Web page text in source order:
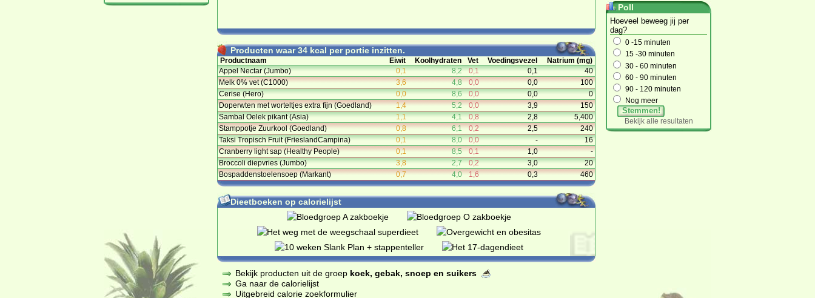
Producten waar 34 kcal per portie inzitten.
Productnaam Eiwit Koolhydraten Vet Voedingsvezel
Natrium (mg)
Appel Nectar (Jumbo)
0,1 8,2 0,1 0,1
40
Melk 0% vet (C1000)
3,6 4,8 0,0 0,0
100
Cerise (Hero)
0,0 8,6 0,0 0,0
0
Doperwten met worteltjes extra fijn (Goedland)
1,4 5,2 0,0 3,9
150
Sambal Oelek pikant (Asia)
1,1 4,1 0,8 2,8
5,400
Stamppotje Zuurkool (Goedland)
0,8 6,1 0,2 2,5
240
Taksi Tropisch Fruit (FrieslandCampina)
0,1 8,0 0,0 -
16
Cranberry light sap (Healthy People)
0,1 8,5 0,1 1,0
-
Broccoli diepvries (Jumbo)
3,8 2,7 0,2 3,0
20
Bospaddenstoelensoep (Markant)
0,7 4,0 1,6 0,3 460
Dieetboeken op calorielijst
Bekijk producten uit de groep koek, gebak, snoep en suikers
Ga naar de calorielijst
Uitgebreid calorie zoekformulier
Poll
Hoeveel beweeg jij per
dag?
0 -15 minuten
15 -30 minuten
30 - 60 minuten
60 - 90 minuten
90 - 120 minuten
Nog meer
Stemmen!
Bekijk alle resultaten